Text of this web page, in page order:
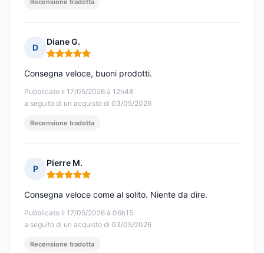
Recensione tradotta
D
Diane G.
Nota: 5 su 5
Pubblicato il 17/05/2026 à 12h48
a seguito di un acquisto di 03/05/2026
Consegna veloce, buoni prodotti.
Recensione tradotta
P
Pierre M.
Nota: 5 su 5
Pubblicato il 17/05/2026 à 06h15
a seguito di un acquisto di 03/05/2026
Consegna veloce come al solito. Niente da dire.
Recensione tradotta